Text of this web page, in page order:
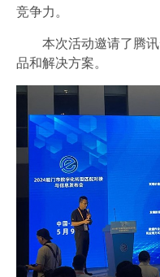
竞争力。
本次活动邀请了腾讯
品和解决方案。